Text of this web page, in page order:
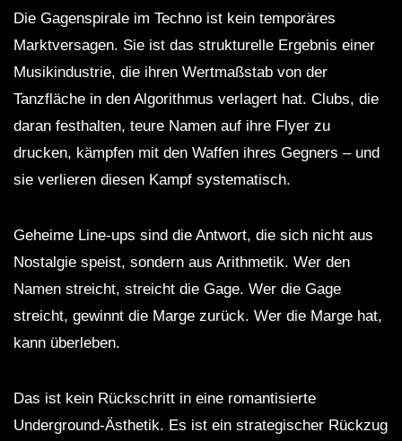
Die Gagenspirale im Techno ist kein temporäres
Marktversagen. Sie ist das strukturelle Ergebnis einer
Musikindustrie, die ihren Wertmaßstab von der
Tanzfläche in den Algorithmus verlagert hat. Clubs, die
daran festhalten, teure Namen auf ihre Flyer zu
drucken, kämpfen mit den Waffen ihres Gegners – und
sie verlieren diesen Kampf systematisch.
Geheime Line-ups sind die Antwort, die sich nicht aus
Nostalgie speist, sondern aus Arithmetik. Wer den
Namen streicht, streicht die Gage. Wer die Gage
streicht, gewinnt die Marge zurück. Wer die Marge hat,
kann überleben.
Das ist kein Rückschritt in eine romantisierte
Underground-Ästhetik. Es ist ein strategischer Rückzug